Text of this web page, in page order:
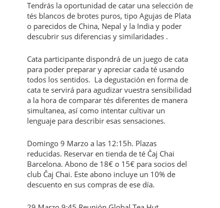
Tendrás la oportunidad de catar una selección de
tés blancos de brotes puros, tipo Agujas de Plata
o parecidos de China, Nepal y la India y poder
descubrir sus diferencias y similaridades .
Cata participante dispondrá de un juego de cata
para poder preparar y apreciar cada té usando
todos los sentidos. La degustación en forma de
cata te servirá para agudizar vuestra sensibilidad
a la hora de comparar tés diferentes de manera
simultanea, así como intentar cultivar un
lenguaje para describir esas sensaciones.
Domingo 9 Marzo a las 12:15h. Plazas
reducidas. Reservar en tienda de té Čaj Chai
Barcelona. Abono de 18€ o 15€ para socios del
club Čaj Chai. Este abono incluye un 10% de
descuento en sus compras de ese día.